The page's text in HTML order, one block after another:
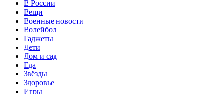
В России
Вещи
Военные новости
Волейбол
Гаджеты
Дети
Дом и сад
Еда
Звёзды
Здоровье
Игры